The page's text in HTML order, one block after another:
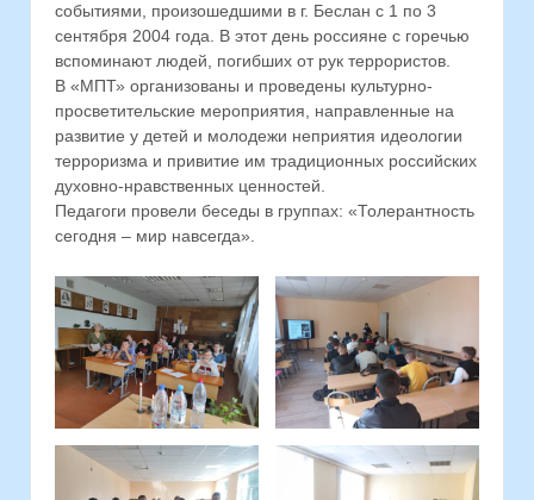
событиями, произошедшими в г. Беслан с 1 по 3
сентября 2004 года. В этот день россияне с горечью
вспоминают людей, погибших от рук террористов.
В «МПТ» организованы и проведены культурно-
просветительские мероприятия, направленные на
развитие у детей и молодежи неприятия идеологии
терроризма и привитие им традиционных российских
духовно-нравственных ценностей.
Педагоги провели беседы в группах: «Толерантность
сегодня – мир навсегда».